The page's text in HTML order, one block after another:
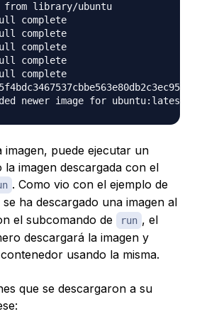
library/ubuntu
complete
complete
complete
complete
complete
imagen, puede ejecutar un
imagen descargada con el
. Como vio con el ejemplo de
se ha descargado una imagen al
el subcomando de run , el
descargará la imagen y
usando la misma.
que se descargaron a su